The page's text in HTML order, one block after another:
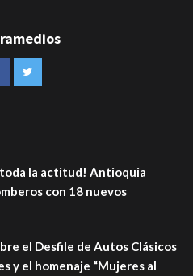
toda la actitud! Antioquia
con 18 nuevos
el Desfile de Autos Clásicos
y el homenaje “Mujeres al